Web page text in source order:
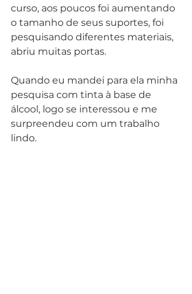
curso, aos poucos foi aumentando
o tamanho de seus suportes, foi
pesquisando diferentes materiais,
abriu muitas portas.
Quando eu mandei para ela minha
pesquisa com tinta à base de
álcool, logo se interessou e me
surpreendeu com um trabalho
lindo.